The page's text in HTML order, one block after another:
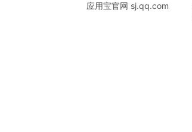
应用宝官网 sj.qq.com